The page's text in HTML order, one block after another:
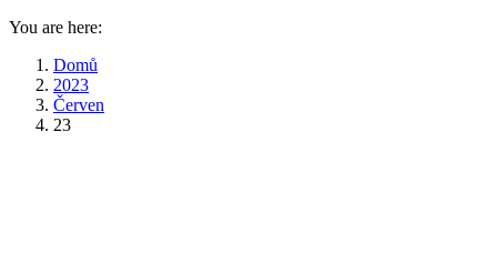
You are here:
Domů
2023
Červen
23